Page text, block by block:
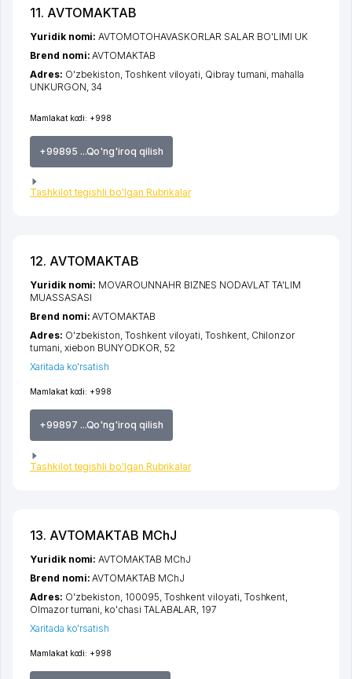
11. AVTOMAKTAB
Mamlakat kodi: +998
+99895 ...Qo'ng'iroq qilish
Tashkilot tegishli bo'lgan Rubrikalar
Yuridik nomi:AVTOMOTOHAVASKORLAR SALAR BO'LIMI UK
Brend nomi:AVTOMAKTAB
Adres: O'zbekiston,Toshkent viloyati, Qibray tumani, mahalla
UNKURGON, 34
12. AVTOMAKTAB
Mamlakat kodi: +998
+99897 ...Qo'ng'iroq qilish
Tashkilot tegishli bo'lgan Rubrikalar
Yuridik nomi: MOVAROUNNAHR BIZNES NODAVLAT TA'LIM
MUASSASASI
Brend nomi:AVTOMAKTAB
Adres: O'zbekiston,Toshkent viloyati,Toshkent, Chilonzor
tumani, xiеbon BUNYODKOR, 52
Xaritada ko'rsatish
13. AVTOMAKTAB MChJ
Mamlakat kodi: +998
Yuridik nomi:AVTOMAKTAB MChJ
Brend nomi:AVTOMAKTAB MChJ
Adres: O'zbekiston, 100095, Toshkent viloyati Toshkent
Olmazor tumani ko'chasi TALABALAR , 197
Xaritada ko'rsatish